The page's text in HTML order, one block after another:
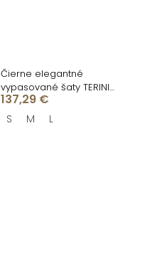
Čierne elegantné
vypasované šaty TERINIA
s pierkami
137,29 €
S M L